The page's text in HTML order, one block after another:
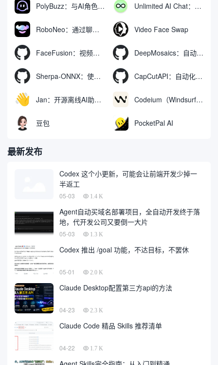
PolyBuzz：与AI角色互动的免费聊天与角色扮演平台 Unlimited AI Chat：免费无限制的AI聊天工具
RoboNeo：通过聊天生成和编辑视频与图像的AI工具 Video Face Swap
FaceFusion：视频换脸增强工具|语音同步视频嘴型动作 DeepMosaics：自动去除图像和视频中的马赛克，或向其添加马赛克
Sherpa-ONNX：使用ONNXRuntime实现离线语音识别和合成 CapCutAPI：自动化控制CapCut视频剪辑的开源工具
Jan：开源离线AI助手，ChatGPT 替代品，运行本地AI模型或连接云端AI Codeium（Windsurf Editor）：免费的AI代码补全与聊天工具，Windsurf以对话方式编写完整项目代码
豆包 PocketPal AI
最新发布
Codex 这个小更新，可能会让前端开发少掉一
半返工
05-03 1.4 K
Agent自动买域名部署项目，全自动开发终于落
地，代开发公司又要倒一大片
05-03 1.3 K
Codex 推出 /goal 功能，不达目标，不罢休
05-01 2.0 K
Claude Desktop配置第三方api的方法
04-23 2.3 K
Claude Code 精品 Skills 推荐清单
04-22 1.7 K